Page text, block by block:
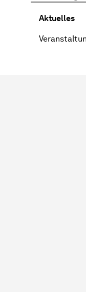
Aktuelles